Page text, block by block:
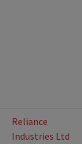
Reliance
Industries Ltd